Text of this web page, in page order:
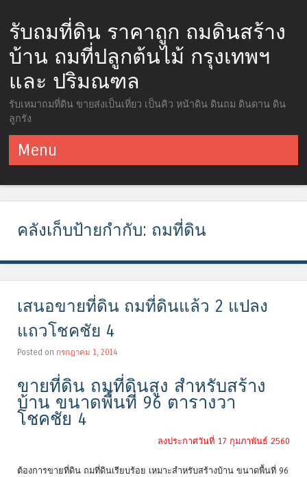
รับถมที่ดิน ราคาถูก ถมดินสร้าง
บ้าน ถมที่ปลูกต้นไม้ กรุงเทพฯ
และ ปริมณฑล
รับเหมาถมที่ดิน ขายส่งเป็นเที่ยว เป็นคิว หน้าดิน ดินถม ดินดาน ดิน
ลูกรัง
Menu
คลังเก็บป้ายกำกับ: ถมที่ดิน
เสนอขายที่ดิน ถมที่ดินแล้ว 2 แปลง
แถวโชคชัย 4
Posted on กรกฎาคม 1, 2014
ขายที่ดิน ถมที่ดินสูง สำหรับสร้าง
บ้าน ขนาดพื้นที่ 96 ตารางวา
โชคชัย 4
ลงประกาศวันที่ 17 กุมภาพันธ์ 2560
ต้องการขายที่ดิน ถมที่ดินเรียบร้อย เหมาะสำหรับสร้างบ้าน ขนาดพื้นที่ 96